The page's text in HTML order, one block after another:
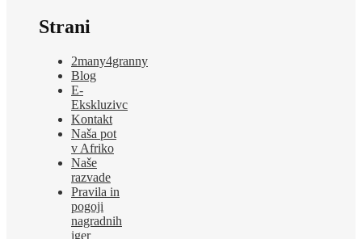
Strani
2many4granny
Blog
E-
Ekskluzivc
Kontakt
Naša pot
v Afriko
Naše
razvade
Pravila in
pogoji
nagradnih
iger